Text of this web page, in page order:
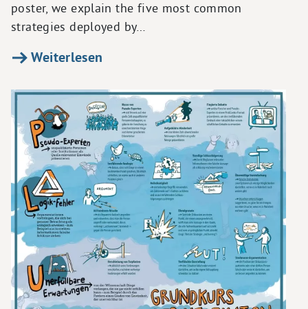
poster, we explain the five most common
strategies deployed by…
Weiterlesen